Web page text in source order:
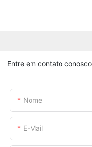
Entre em contato conosco
Nome
E-Mail